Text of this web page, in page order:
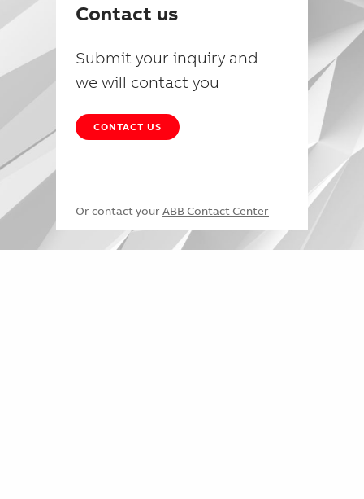
Contact us
Submit your inquiry and
we will contact you
CONTACT US
Or contact your ABB Contact Center